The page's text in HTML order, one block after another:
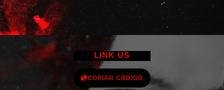
LINK US
COPIAR CÓDIGO